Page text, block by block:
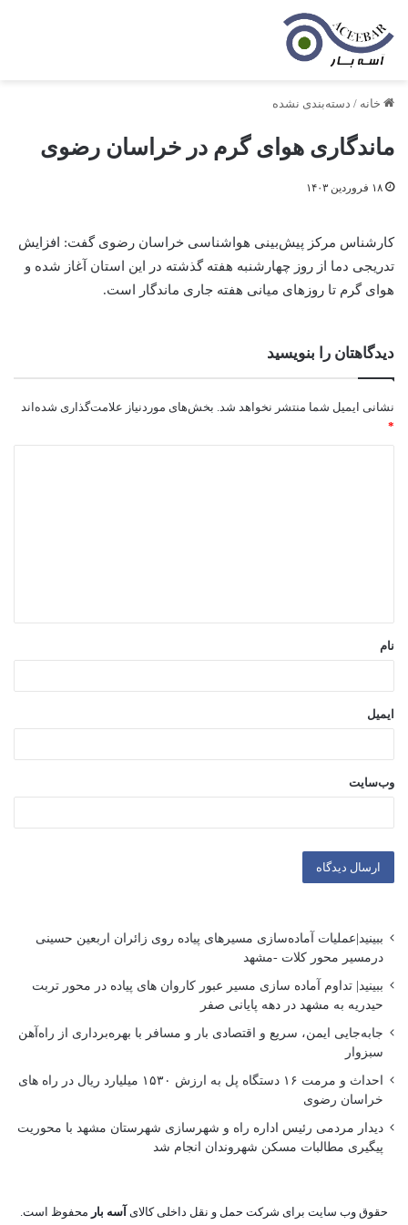
خانه / دسته‌بندی نشده
ماندگاری هوای گرم در خراسان رضوی
۱۸ فروردین ۱۴۰۳
کارشناس مرکز پیش‌بینی هواشناسی خراسان رضوی گفت: افزایش
تدریجی دما از روز چهارشنبه هفته گذشته در این استان آغاز شده و
هوای گرم تا روزهای میانی هفته جاری ماندگار است.
دیدگاهتان را بنویسید
نشانی ایمیل شما منتشر نخواهد شد. بخش‌های موردنیاز علامت‌گذاری شده‌اند
*
*
نام
ایمیل
وب‌سایت
ببینید|عملیات آماده‌سازی مسیرهای پیاده روی زائران اربعین حسینی
درمسیر محور کلات -مشهد
ببینید| تداوم آماده سازی مسیر عبور کاروان های پیاده در محور تربت
حیدریه به مشهد در دهه پایانی صفر
جابه‌جایی ایمن، سریع و اقتصادی بار و مسافر با بهره‌برداری از راه‌آهن
سبزوار
احداث و مرمت ۱۶ دستگاه پل به ارزش ۱۵۳۰ میلیارد ریال در راه های
خراسان رضوی
دیدار مردمی رئیس اداره راه و شهرسازی شهرستان مشهد با محوریت
پیگیری مطالبات مسکن شهروندان انجام شد
حقوق وب سایت برای شرکت حمل و نقل داخلی کالای آسه بار محفوظ است.